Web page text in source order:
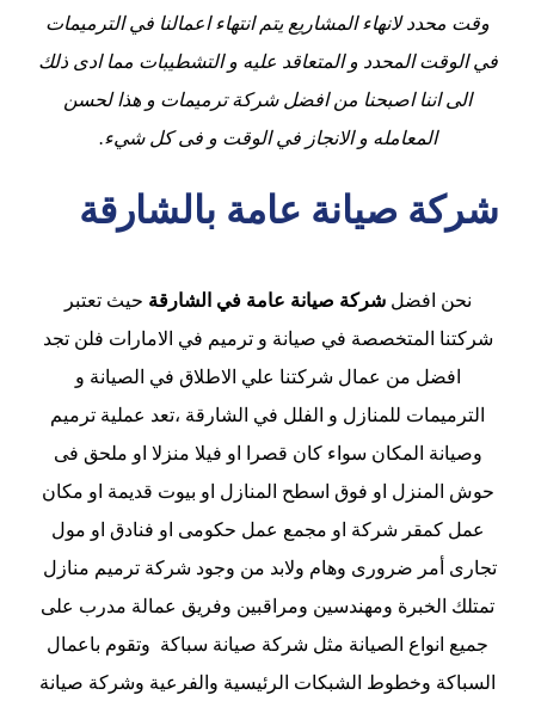
وقت محدد لانهاء المشاريع يتم انتهاء اعمالنا في الترميمات
في الوقت المحدد و المتعاقد عليه و التشطيبات مما ادى ذلك
الى اننا اصبحنا من افضل شركة ترميمات و هذا لحسن
المعامله و الانجاز في الوقت و فى كل شيء.
شركة صيانة عامة بالشارقة
نحن افضلشركة صيانة عامة في الشارقة حيث تعتبر
شركتنا المتخصصة في صيانة و ترميم في الامارات فلن تجد
افضل من عمال شركتنا علي الاطلاق في الصيانة و
الترميمات للمنازل و الفلل في الشارقة ،تعد عملية ترميم
وصيانة المكان سواء كان قصرا او فيلا منزلا او ملحق فى
حوش المنزل او فوق اسطح المنازل او بيوت قديمة او مكان
عمل كمقر شركة او مجمع عمل حكومى او فنادق او مول
تجارى أمر ضرورى وهام ولابد من وجود شركة ترميم منازل
تمتلك الخبرة ومهندسين ومراقبين وفريق عمالة مدرب على
جميع انواع الصيانة مثل شركة صيانة سباكة وتقوم باعمال
السباكة وخطوط الشبكات الرئيسية والفرعية وشركة صيانة